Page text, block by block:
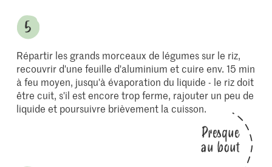
Répartir les grands morceaux de légumes sur le riz,
recouvrir d'une feuille d'aluminium et cuire env. 15 min
à feu moyen, jusqu'à évaporation du liquide - le riz doit
être cuit, s'il est encore trop ferme, rajouter un peu de
liquide et poursuivre brièvement la cuisson.
Presque
au bout